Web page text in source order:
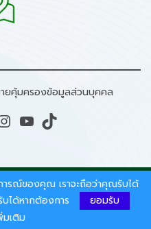
ยคุ้มครองข้อมูลส่วนบุคคล
YouTube TikTok
กงานนโยบายและแผน
ละสิ่งแวดล้อม.
ารณ์ของคุณ เราจะถือว่าคุณรับได้
ได้หากต้องการ
ยอมรับ
มเติม